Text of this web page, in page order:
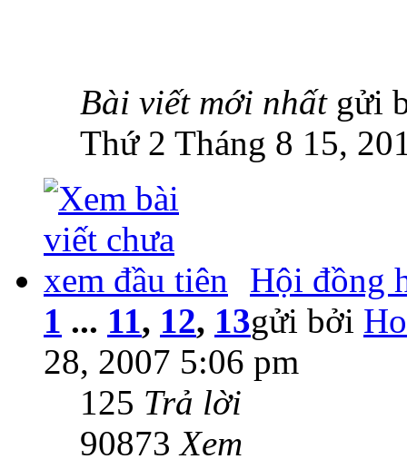
Bài viết mới nhất gửi
Thứ 2 Tháng 8 15,
Hội đồng
1 ... 11, 12, 13gửi bởi
28, 2007 5:06 pm
125 Trả lời
90873Xem